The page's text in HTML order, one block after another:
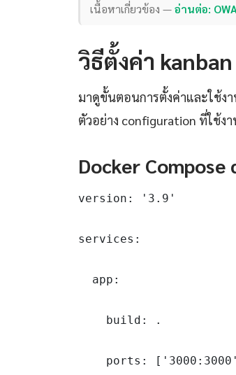
เนื้อหาเกี่ยวข้อง —อ่านต่อ:
วิธีตั้งค่า
มาดูขั้นตอนการตั้งค่าและใช้ง
ตัวอย่าง configuration ที่ใช้ง
Docker Compose
version: '3.9'
services:
  app:
    build: .
ports: